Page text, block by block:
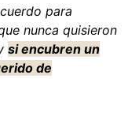
para
nunca quisieron
si encubren un
de